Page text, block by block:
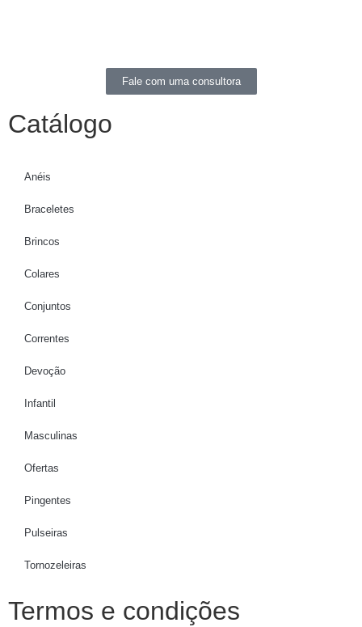
Fale com uma consultora
Catálogo
Anéis
Braceletes
Brincos
Colares
Conjuntos
Correntes
Devoção
Infantil
Masculinas
Ofertas
Pingentes
Pulseiras
Tornozeleiras
Termos e condições